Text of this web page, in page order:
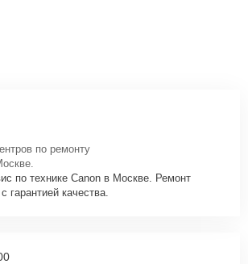
по ремонту
по технике Canon в Москве. Ремонт
гарантией качества.